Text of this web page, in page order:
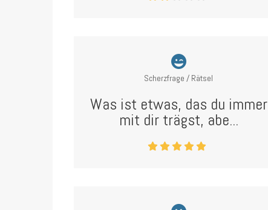
Scherzfrage / Rätsel
Was ist etwas, das du immer
mit dir trägst, abe...